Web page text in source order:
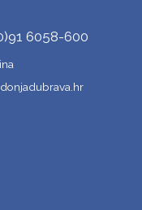
6058-600